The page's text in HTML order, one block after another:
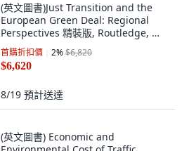
(英文圖書)Just Transition and the
European Green Deal: Regional
Perspectives 精裝版, Routledge, 英
文
首購折扣價 2%$6,820
$6,620
8/19 預計送達
(英文圖書) Economic and